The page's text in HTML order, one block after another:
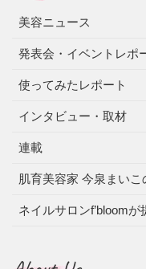
美容ニュース
発表会・イベントレポ
使ってみたレポート
インタビュー・取材
連載
肌育美容家 今泉まい
ネイルサロンf’bloom